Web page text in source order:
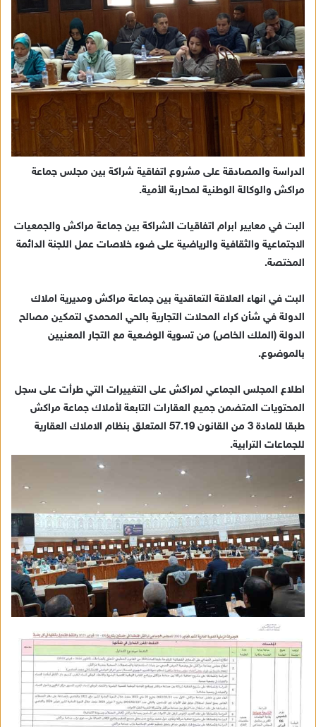
الدراسة والمصادقة على مشروع اتفاقية شراكة بين مجلس جماعة
مراكش والوكالة الوطنية لمحاربة الأمية.
البت في معايير ابرام اتفاقيات الشراكة بين جماعة مراكش والجمعيات
الاجتماعية والثقافية والرياضية على ضوء خلاصات عمل اللجنة الدائمة
المختصة.
البت في انهاء العلاقة التعاقدية بين جماعة مراكش ومديرية املاك
الدولة في شأن كراء المحلات التجارية بالحي المحمدي لتمكين مصالح
الدولة (الملك الخاص) من تسوية الوضعية مع التجار المعنيين
بالموضوع.
اطلاع المجلس الجماعي لمراكش على التغييرات التي طرأت على سجل
المحتويات المتضمن جميع العقارات التابعة لأملاك جماعة مراكش
طبقا للمادة 3 من القانون 57.19 المتعلق بنظام الاملاك العقارية
للجماعات الترابية.